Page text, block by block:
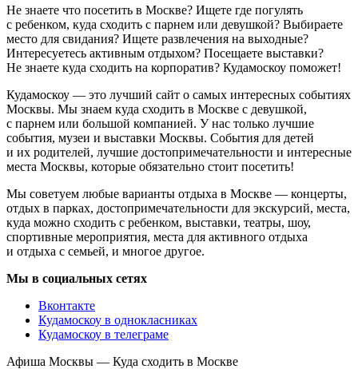
Не знаете что посетить в Москве? Ищете где погулять
с ребенком, куда сходить с парнем или девушкой? Выбираете
место для свидания? Ищете развлечения на выходные?
Интересуетесь активным отдыхом? Посещаете выставки?
Не знаете куда сходить на корпоратив? Кудамоскоу поможет!
Кудамоскоу — это лучший сайт о самых интересных событиях
Москвы. Мы знаем куда сходить в Москве с девушкой,
с парнем или большой компанией. У нас только лучшие
события, музеи и выставки Москвы. События для детей
и их родителей, лучшие достопримечательности и интересные
места Москвы, которые обязательно стоит посетить!
Мы советуем любые варианты отдыха в Москве — концерты,
отдых в парках, достопримечательности для экскурсий, места,
куда можно сходить с ребенком, выставки, театры, шоу,
спортивные мероприятия, места для активного отдыха
и отдыха с семьей, и многое другое.
Мы в социальных сетях
Вконтакте
Кудамоскоу в однокласниках
Кудамоскоу в телеграме
Афиша Москвы — Куда сходить в Москве